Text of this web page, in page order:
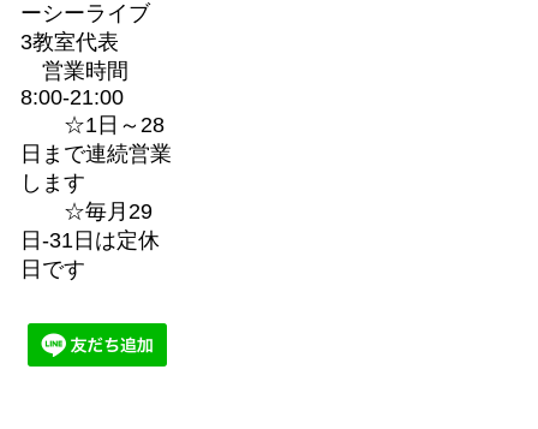
ーシーライブ
3教室代表
営業時間
8:00-21:00
☆1日～28
日まで連続営業
します
☆毎月29
日-31日は定休
日です